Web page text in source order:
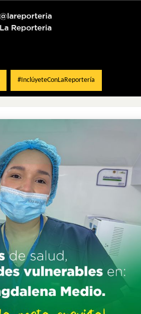
#InclúyeteConLaReportería